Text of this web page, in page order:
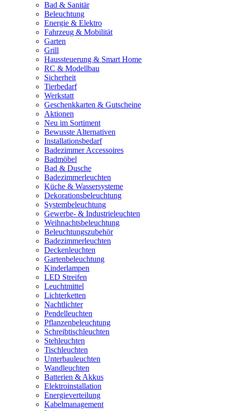
Bad & Sanitär
Beleuchtung
Energie & Elektro
Fahrzeug & Mobilität
Garten
Grill
Haussteuerung & Smart Home
RC & Modellbau
Sicherheit
Tierbedarf
Werkstatt
Geschenkkarten & Gutscheine
Aktionen
Neu im Sortiment
Bewusste Alternativen
Installationsbedarf
Badezimmer Accessoires
Badmöbel
Bad & Dusche
Badezimmerleuchten
Küche & Wassersysteme
Dekorationsbeleuchtung
Systembeleuchtung
Gewerbe- & Industrieleuchten
Weihnachtsbeleuchtung
Beleuchtungszubehör
Badezimmerleuchten
Deckenleuchten
Gartenbeleuchtung
Kinderlampen
LED Streifen
Leuchtmittel
Lichterketten
Nachtlichter
Pendelleuchten
Pflanzenbeleuchtung
Schreibtischleuchten
Stehleuchten
Tischleuchten
Unterbauleuchten
Wandleuchten
Batterien & Akkus
Elektroinstallation
Energieverteilung
Kabelmanagement